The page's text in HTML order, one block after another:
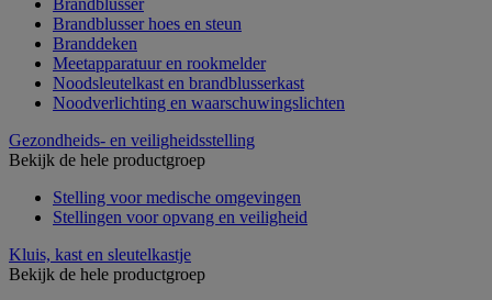
Brandblusser hoes en steun
Branddeken
Meetapparatuur en rookmelder
Noodsleutelkast en brandblusserkast
Noodverlichting en waarschuwingslichten
Gezondheids- en veiligheidsstelling
Bekijk de hele productgroep
Stelling voor medische omgevingen
Stellingen voor opvang en veiligheid
Kluis, kast en sleutelkastje
Bekijk de hele productgroep